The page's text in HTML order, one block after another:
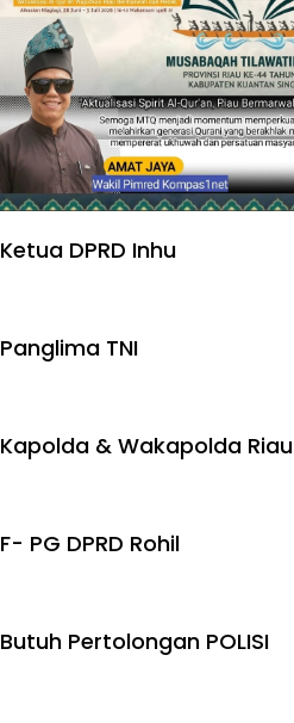
Ketua DPRD Inhu
Panglima TNI
Kapolda & Wakapolda Riau
F- PG DPRD Rohil
Butuh Pertolongan POLISI